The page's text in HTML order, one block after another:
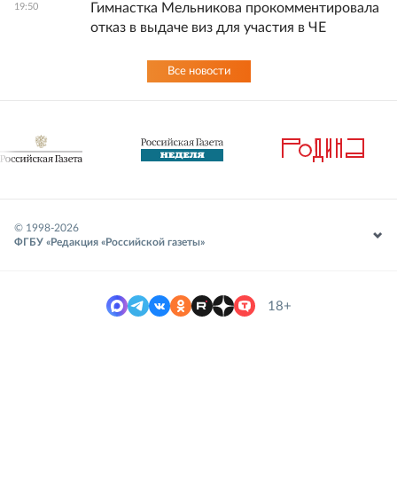
19:50
Гимнастка Мельникова прокомментировала
отказ в выдаче виз для участия в ЧЕ
Все новости
© 1998-2026
ФГБУ «Редакция «Российской газеты»
18+